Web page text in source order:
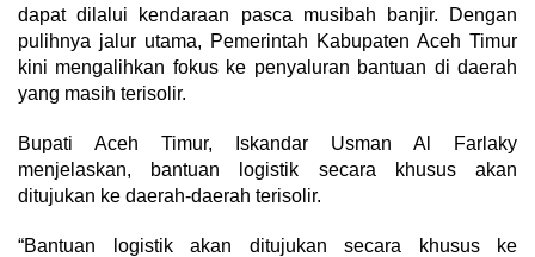
dapat dilalui kendaraan pasca musibah banjir. Dengan
pulihnya jalur utama, Pemerintah Kabupaten Aceh Timur
kini mengalihkan fokus ke penyaluran bantuan di daerah
yang masih terisolir.
Bupati Aceh Timur, Iskandar Usman Al Farlaky
menjelaskan, bantuan logistik secara khusus akan
ditujukan ke daerah-daerah terisolir.
“Bantuan logistik akan ditujukan secara khusus ke